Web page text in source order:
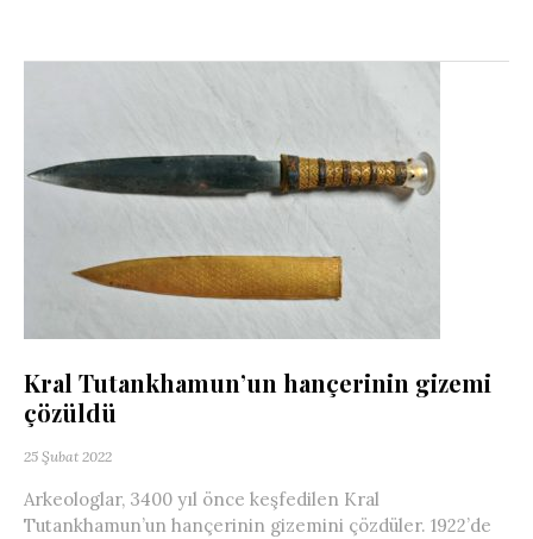
Kral Tutankhamun’un hançerinin gizemi
çözüldü
25 Şubat 2022
Arkeologlar, 3400 yıl önce keşfedilen Kral
Tutankhamun’un hançerinin gizemini çözdüler. 1922’de